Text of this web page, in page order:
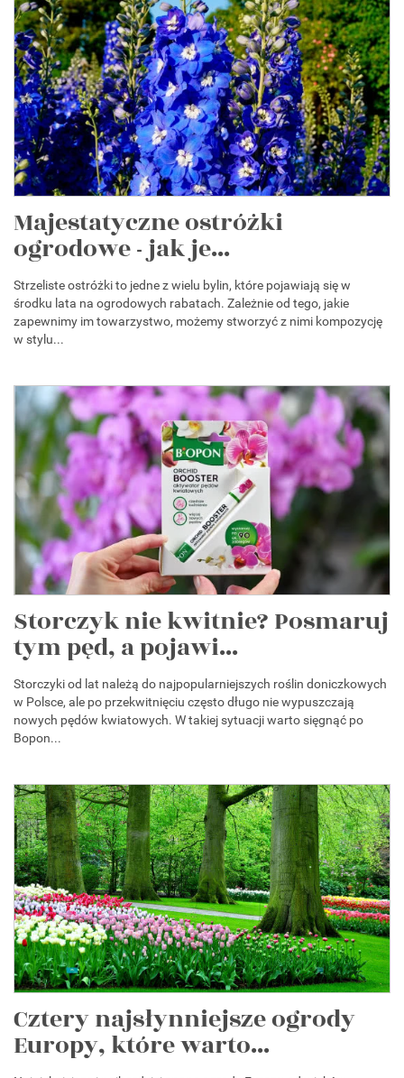
Majestatyczne ostróżki
ogrodowe - jak je...
Strzeliste ostróżki to jedne z wielu bylin, które pojawiają się w
środku lata na ogrodowych rabatach. Zależnie od tego, jakie
zapewnimy im towarzystwo, możemy stworzyć z nimi kompozycję
w stylu...
Storczyk nie kwitnie? Posmaruj
tym pęd, a pojawi...
Storczyki od lat należą do najpopularniejszych roślin doniczkowych
w Polsce, ale po przekwitnięciu często długo nie wypuszczają
nowych pędów kwiatowych. W takiej sytuacji warto sięgnąć po
Bopon...
Cztery najsłynniejsze ogrody
Europy, które warto...